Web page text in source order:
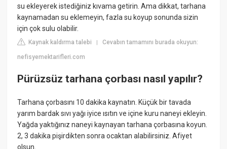
su ekleyerek istediğiniz kıvama getirin. Ama dikkat, tarhana
kaynamadan su eklemeyin, fazla su koyup sonunda sizin
için çok sulu olabilir.
Kaynak kaldırma talebi |Cevabın tamamını burada okuyun:
nefisyemektarifleri.com
Pürüzsüz tarhana çorbası nasıl yapılır?
Tarhana çorbasını 10 dakika kaynatın. Küçük bir tavada
yarım bardak sıvı yağı iyice ısıtın ve içine kuru naneyi ekleyin.
Yağda yaktığınız naneyi kaynayan tarhana çorbasına koyun.
2, 3 dakika pişirdikten sonra ocaktan alabilirsiniz. Afiyet
olsun.